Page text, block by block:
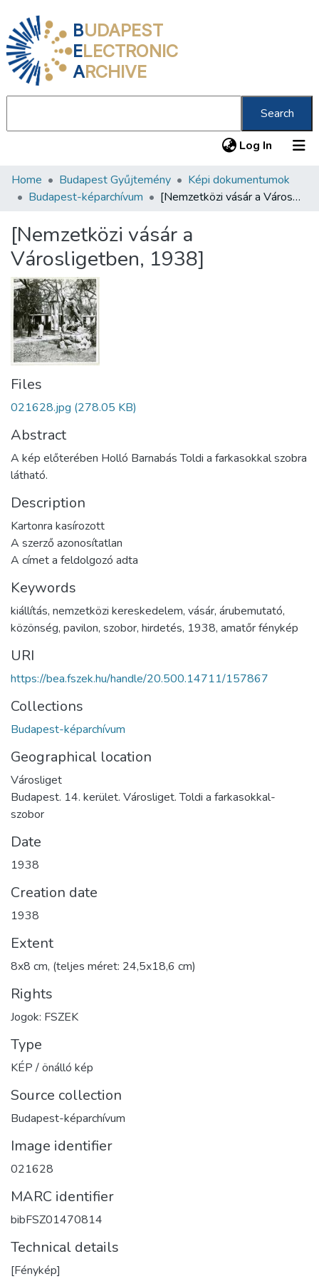
BUDAPEST
ELECTRONIC
ARCHIVE
Search
Log In (current)
Communities & Collections
Statistics
About us
Home Budapest Gyűjtemény
Képi dokumentumok
Budapest-képarchívum
[Nemzetközi vásár a Városligetben, 1938]
[Nemzetközi vásár a
Városligetben, 1938]
Files
021628.jpg (278.05 KB)
Abstract
A kép előterében Holló Barnabás Toldi a farkasokkal szobra
látható.
Description
Kartonra kasírozott
A szerző azonosítatlan
A címet a feldolgozó adta
Keywords
kiállítás, nemzetközi kereskedelem, vásár, árubemutató,
közönség, pavilon, szobor, hirdetés, 1938, amatőr fénykép
URI
https://bea.fszek.hu/handle/20.500.14711/157867
Collections
Budapest-képarchívum
Geographical location
Városliget
Budapest. 14. kerület. Városliget. Toldi a farkasokkal-
szobor
Date
1938
Creation date
1938
Extent
8x8 cm, (teljes méret: 24,5x18,6 cm)
Rights
Jogok: FSZEK
Type
KÉP / önálló kép
Source collection
Budapest-képarchívum
Image identifier
021628
MARC identifier
bibFSZ01470814
Technical details
[Fénykép]